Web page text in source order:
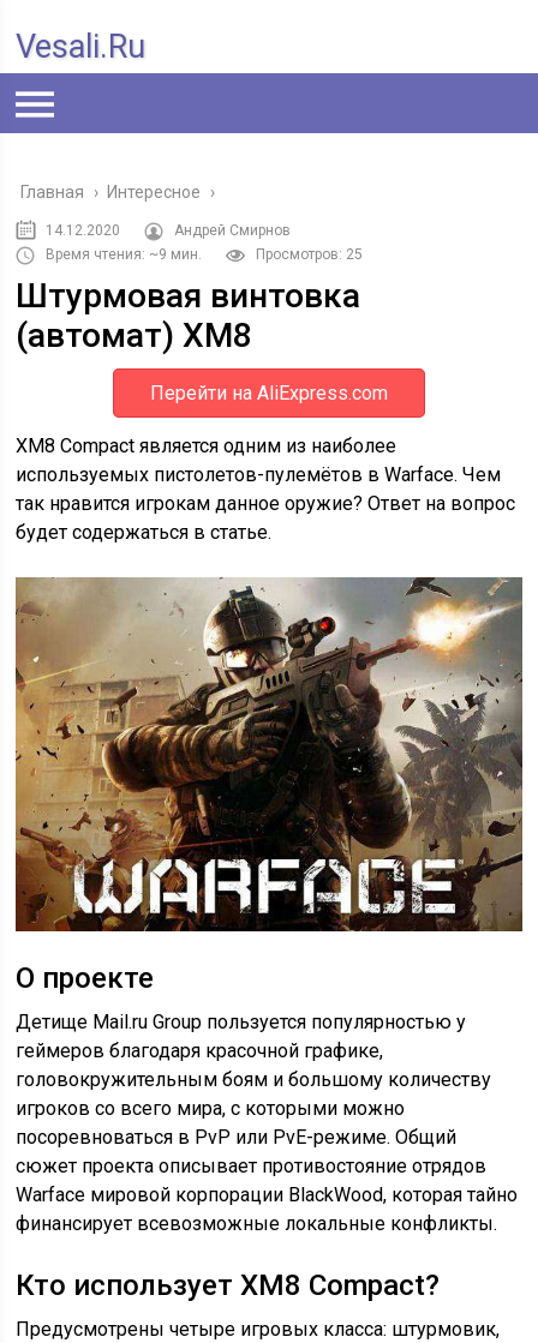
Vesali.ru
Главная › Интересное ›
14.12.2020
Андрей Смирнов
Время чтения: ~9 мин.
Просмотров: 25
Штурмовая винтовка
(автомат) XM8
Перейти на AliExpress.com
XM8 Compact является одним из наиболее
используемых пистолетов-пулемётов в Warface. Чем
так нравится игрокам данное оружие? Ответ на вопрос
будет содержаться в статье.
О проекте
Детище Mail.ru Group пользуется популярностью у
геймеров благодаря красочной графике,
головокружительным боям и большому количеству
игроков со всего мира, с которыми можно
посоревноваться в PvP или PvE-режиме. Общий
сюжет проекта описывает противостояние отрядов
Warface мировой корпорации BlackWood, которая тайно
финансирует всевозможные локальные конфликты.
Кто использует XM8 Compact?
Предусмотрены четыре игровых класса: штурмовик,